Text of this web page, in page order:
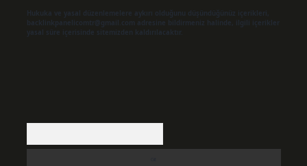
Hukuka ve yasal düzenlemelere aykırı olduğunu düşündüğünüz içerikleri,
backlinkpanelicomtr@gmail.com
adresine bildirmeniz halinde, ilgili içerikler
yasal süre içerisinde sitemizden kaldırılacaktır.